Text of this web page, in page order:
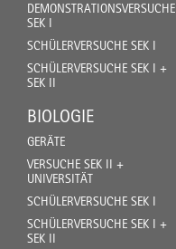
DEMONSTRATIONSVERSUCHE
SEK I
SCHÜLERVERSUCHE SEK I
SCHÜLERVERSUCHE SEK I +
SEK II
BIOLOGIE
GERÄTE
VERSUCHE SEK II +
UNIVERSITÄT
SCHÜLERVERSUCHE SEK I
SCHÜLERVERSUCHE SEK I +
SEK II